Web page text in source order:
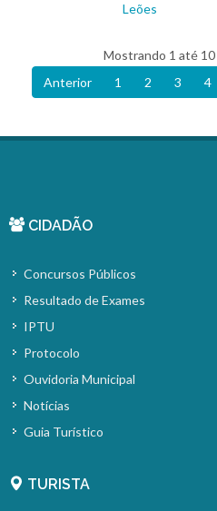
Leões
Mostrando 1 até
Anterior
1 2 3 4
CIDADÃO
Concursos Públicos
Resultado de Exames
IPTU
Protocolo
Ouvidoria Municipal
Notícias
Guia Turístico
TURISTA